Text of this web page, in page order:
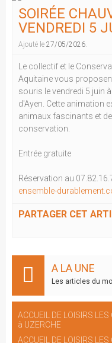
SOIRÉE
VENDREDI 5
Ajouté le 27/05/2026.
Le collectif et le
Aquitaine vous
souris le vendredi 5 juin
d'Ayen. Cette animation
animaux fascinants et
conservation.
Entrée gratuite
Réservation au
ensemble-
PARTAGER CET
A LA UNE
Les articles du
ACCUEIL DE LOISIRS
à UZERCHE
ACCUEIL DE LOISIRS